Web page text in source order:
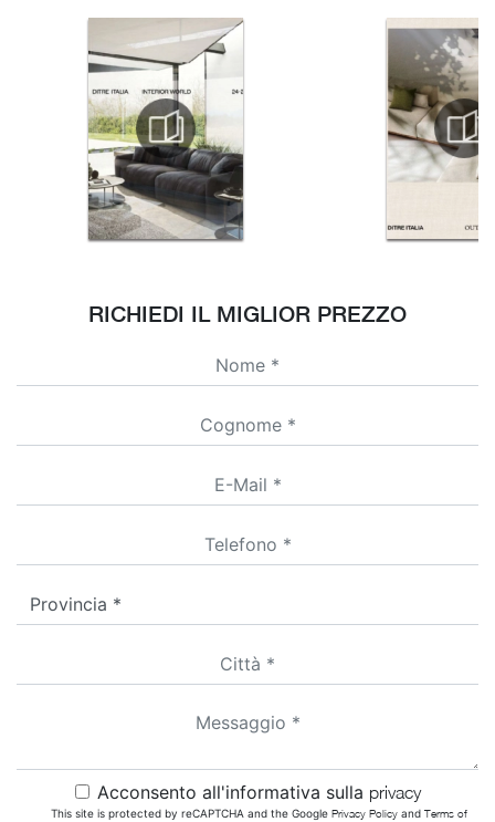
RICHIEDI IL MIGLIOR PREZZO
Acconsento all'informativa sulla privacy
This site is protected by reCAPTCHA and the Google Privacy Policyand Terms of